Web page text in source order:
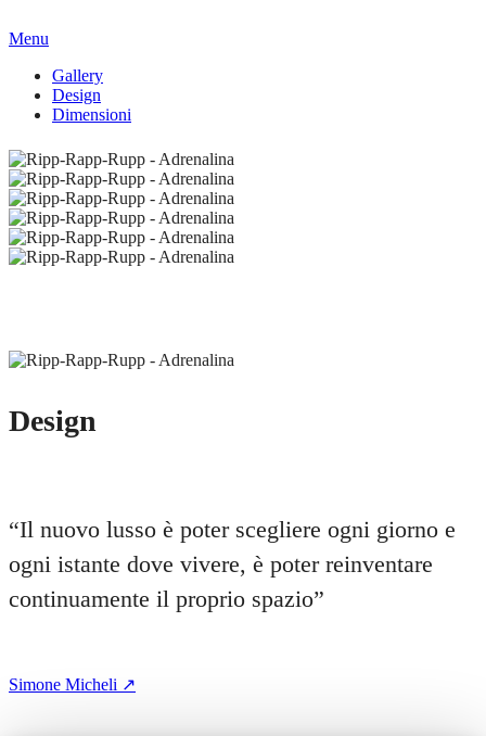
Menu
Gallery
Design
Dimensioni
Design
“Il nuovo lusso è poter scegliere ogni giorno e
ogni istante dove vivere, è poter reinventare
continuamente il proprio spazio”
Simone Micheli ↗